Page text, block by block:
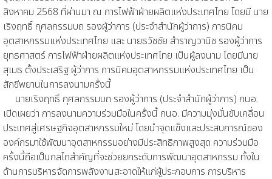
สิงหาคม 2568 ที่ผ่านมา ณ การไฟฟ้าฝ่ายผลิตแห่งประเทศไทย โดยมี นาย
เริงฤทธิ์ กุศลกรรมบถ รองผู้ว่าการ (ประจำสำนักผู้ว่าการ) การนิคม
อุตสาหกรรมแห่งประเทศไทย และ นายธวัชชัย สำราญวานิช รองผู้ว่าการ
ยุทธศาสตร์ การไฟฟ้าฝ่ายผลิตแห่งประเทศไทย เป็นผู้ลงนาม โดยมีนาย
สุเมธ ตั้งประเสริฐ ผู้ว่าการ การนิคมอุตสาหกรรมแห่งประเทศไทย เป็น
สักขีพยานในการลงนามครั้งนี้
นายเริงฤทธิ์ กุศลกรรมบถ รองผู้ว่าการ (ประจำสำนักผู้ว่าการ) กนอ.
เปิดเผยว่า การลงนามความร่วมมือในครั้งนี้ กนอ. มีความมุ่งมั่นขับเคลื่อน
ประเทศสู่เศรษฐกิจอุตสาหกรรมใหม่ โดยนำจุดแข็งและประสบการณ์ของ
องค์กรมาใช้พัฒนาอุตสาหกรรมอย่างมีประสิทธิภาพสูงสุด ความร่วมมือ
ครั้งนี้ถือเป็นกลไกสำคัญที่จะช่วยยกระดับการพัฒนาอุตสาหกรรม ทั้งใน
ด้านการบริหารจัดการพลังงานสะอาดให้แก่ผู้ประกอบการ การบริหาร